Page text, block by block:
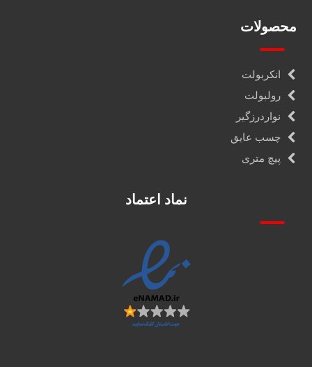
محصولات
انکربولت
رولبولت
نواردرزگیر
چسب عایق
پیچ متری
نماد اعتماد